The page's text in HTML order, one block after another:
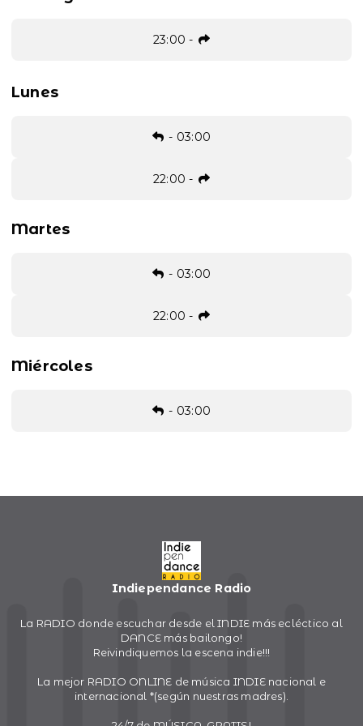
23:00 -
Lunes
- 03:00
22:00 -
Martes
- 03:00
22:00 -
Miércoles
- 03:00
Indiependance Radio
La RADIO donde escuchar desde el INDIE más ecléctico al
DANCE más bailongo!
Reivindiquemos la escena indie!!!
La mejor RADIO ONLINE de música INDIE nacional e
internacional *(según nuestras madres).